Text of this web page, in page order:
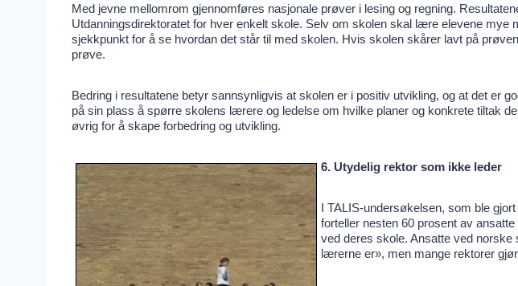
Med jevne mellomrom gjennomføres nasjonale prøver i lesing og regning.
Utdanningsdirektoratet for hver enkelt skole. Selv om skolen skal lære elevene mye
sjekkpunkt for å se hvordan det står til med skolen. Hvis skolen skårer lavt på
prøve.
Bedring i resultatene betyr sannsynligvis at skolen er i positiv utvikling, og at det er
på sin plass å spørre skolens lærere og ledelse om hvilke planer og konkrete tiltak
øvrig for å skape forbedring og utvikling.
6. Utydelig rektor som ikke leder
I TALIS-undersøkelsen, som ble
forteller nesten 60 prosent av
ved deres skole. Ansatte ved
lærerne er», men mange rektorer